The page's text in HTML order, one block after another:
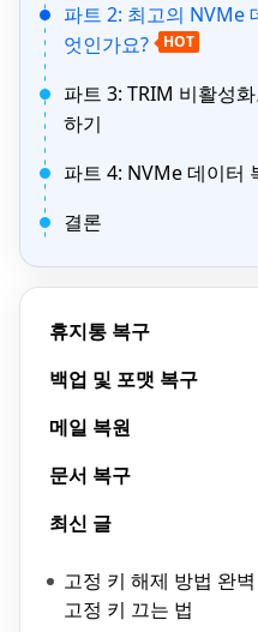
파트 2: 최고의 NVMe
엇인가요?
HOT
파트 3: TRIM 비활성
하기
파트 4: NVMe 데이터
결론
휴지통 복구
백업 및 포맷 복구
메일 복원
문서 복구
최신 글
고정 키 해제 방법 완
고정 키 끄는 법